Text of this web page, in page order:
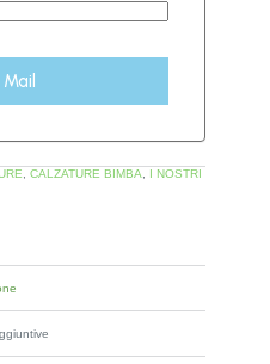
CALZATURE BIMBA
I NOSTRI